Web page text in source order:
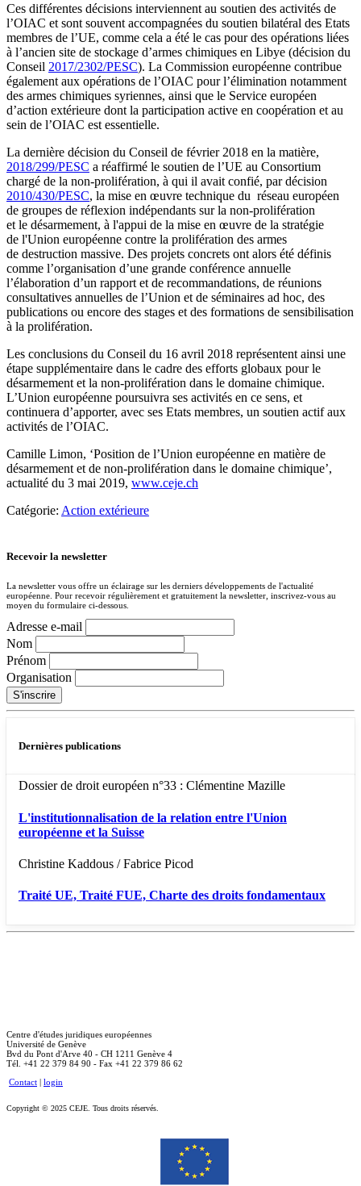
Ces différentes décisions interviennent au soutien des activités de
l’OIAC et sont souvent accompagnées du soutien bilatéral des Etats
membres de l’UE, comme cela a été le cas pour des opérations liées
à l’ancien site de stockage d’armes chimiques en Libye (décision du
Conseil 2017/2302/PESC). La Commission européenne contribue
également aux opérations de l’OIAC pour l’élimination notamment
des armes chimiques syriennes, ainsi que le Service européen
d’action extérieure dont la participation active en coopération et au
sein de l’OIAC est essentielle.
La dernière décision du Conseil de février 2018 en la matière,
2018/299/PESC a réaffirmé le soutien de l’UE au Consortium
chargé de la non-prolifération, à qui il avait confié, par décision
2010/430/PESC, la mise en œuvre technique du réseau européen
de groupes de réflexion indépendants sur la non-prolifération
et le désarmement, à l'appui de la mise en œuvre de la stratégie
de l'Union européenne contre la prolifération des armes
de destruction massive. Des projets concrets ont alors été définis
comme l’organisation d’une grande conférence annuelle
l’élaboration d’un rapport et de recommandations, de réunions
consultatives annuelles de l’Union et de séminaires ad hoc, des
publications ou encore des stages et des formations de sensibilisation
à la prolifération.
Les conclusions du Conseil du 16 avril 2018 représentent ainsi une
étape supplémentaire dans le cadre des efforts globaux pour le
désarmement et la non-prolifération dans le domaine chimique.
L’Union européenne poursuivra ses activités en ce sens, et
continuera d’apporter, avec ses Etats membres, un soutien actif aux
activités de l’OIAC.
Camille Limon, ‘Position de l’Union européenne en matière de
désarmement et de non-prolifération dans le domaine chimique’,
actualité du 3 mai 2019, www.ceje.ch
Catégorie: Action extérieure
Recevoir la newsletter
La newsletter vous offre un éclairage sur les derniers développements de l'actualité
européenne. Pour recevoir régulièrement et gratuitement la newsletter, inscrivez-vous au
moyen du formulaire ci-dessous.
Adresse e-mail
Nom
Prénom
Organisation
Dernières publications
Dossier de droit européen n°33 : Clémentine Mazille
L'institutionnalisation de la relation entre l'Union
européenne et la Suisse
Christine Kaddous / Fabrice Picod
Traité UE, Traité FUE, Charte des droits fondamentaux
Centre d'études juridiques européennes
Université de Genève
Bvd du Pont d'Arve 40 - CH 1211 Genève 4
Tél. +41 22 379 84 90 - Fax +41 22 379 86 62
Contact | login
Copyright © 2025 CEJE. Tous droits réservés.